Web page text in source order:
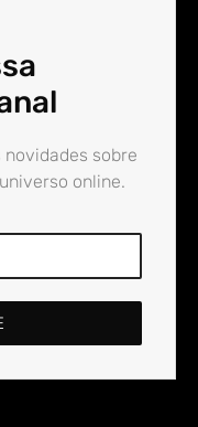
novidades sobre
online.